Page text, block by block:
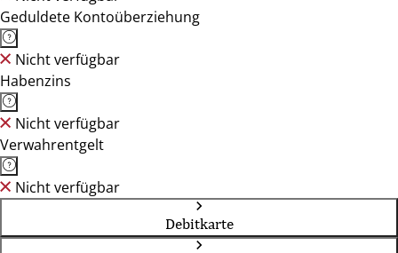
Geduldete Kontoüberziehung
Nicht verfügbar
Habenzins
Nicht verfügbar
Verwahrentgelt
Nicht verfügbar
Debitkarte